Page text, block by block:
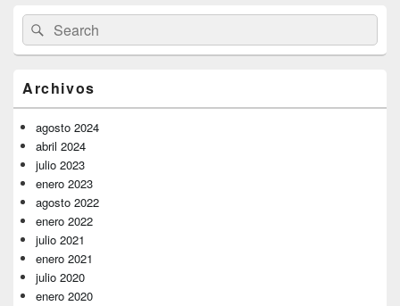
área
de
widget
lateral
primaria
Buscar
por:
Buscar
Archivos
agosto 2024
abril 2024
julio 2023
enero 2023
agosto 2022
enero 2022
julio 2021
enero 2021
julio 2020
enero 2020